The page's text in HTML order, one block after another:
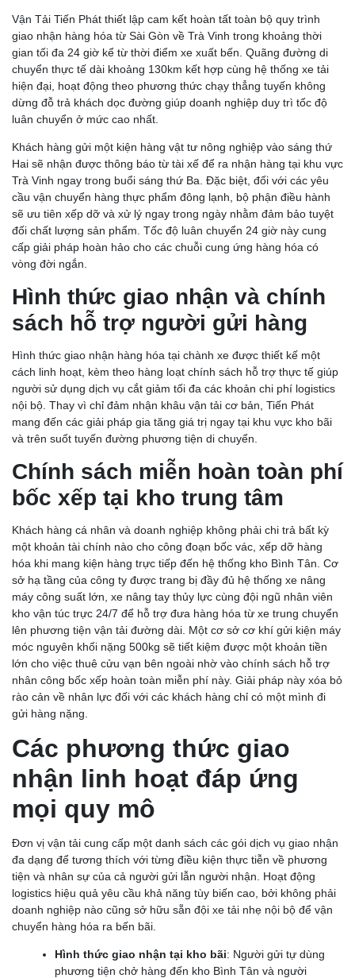
Vận Tải Tiến Phát thiết lập cam kết hoàn tất toàn bộ quy trình
giao nhận hàng hóa từ Sài Gòn về Trà Vinh trong khoảng thời
gian tối đa 24 giờ kể từ thời điểm xe xuất bến. Quãng đường di
chuyển thực tế dài khoảng 130km kết hợp cùng hệ thống xe tải
hiện đại, hoạt động theo phương thức chạy thẳng tuyến không
dừng đỗ trả khách dọc đường giúp doanh nghiệp duy trì tốc độ
luân chuyển ở mức cao nhất.
Khách hàng gửi một kiện hàng vật tư nông nghiệp vào sáng thứ
Hai sẽ nhận được thông báo từ tài xế để ra nhận hàng tại khu vực
Trà Vinh ngay trong buổi sáng thứ Ba. Đặc biệt, đối với các yêu
cầu vận chuyển hàng thực phẩm đông lạnh, bộ phận điều hành
sẽ ưu tiên xếp dỡ và xử lý ngay trong ngày nhằm đảm bảo tuyệt
đối chất lượng sản phẩm. Tốc độ luân chuyển 24 giờ này cung
cấp giải pháp hoàn hảo cho các chuỗi cung ứng hàng hóa có
vòng đời ngắn.
Hình thức giao nhận và chính
sách hỗ trợ người gửi hàng
Hình thức giao nhận hàng hóa tại chành xe được thiết kế một
cách linh hoạt, kèm theo hàng loạt chính sách hỗ trợ thực tế giúp
người sử dụng dịch vụ cắt giảm tối đa các khoản chi phí logistics
nội bộ. Thay vì chỉ đảm nhận khâu vận tải cơ bản, Tiến Phát
mang đến các giải pháp gia tăng giá trị ngay tại khu vực kho bãi
và trên suốt tuyến đường phương tiện di chuyển.
Chính sách miễn hoàn toàn phí
bốc xếp tại kho trung tâm
Khách hàng cá nhân và doanh nghiệp không phải chi trả bất kỳ
một khoản tài chính nào cho công đoạn bốc vác, xếp dỡ hàng
hóa khi mang kiện hàng trực tiếp đến hệ thống kho Bình Tân. Cơ
sở hạ tầng của công ty được trang bị đầy đủ hệ thống xe nâng
máy công suất lớn, xe nâng tay thủy lực cùng đội ngũ nhân viên
kho vận túc trực 24/7 để hỗ trợ đưa hàng hóa từ xe trung chuyển
lên phương tiện vận tải đường dài. Một cơ sở cơ khí gửi kiện máy
móc nguyên khối nặng 500kg sẽ tiết kiệm được một khoản tiền
lớn cho việc thuê cửu vạn bên ngoài nhờ vào chính sách hỗ trợ
nhân công bốc xếp hoàn toàn miễn phí này. Giải pháp này xóa bỏ
rào cản về nhân lực đối với các khách hàng chỉ có một mình đi
gửi hàng nặng.
Các phương thức giao
nhận linh hoạt đáp ứng
mọi quy mô
Đơn vị vận tải cung cấp một danh sách các gói dịch vụ giao nhận
đa dạng để tương thích với từng điều kiện thực tiễn về phương
tiện và nhân sự của cả người gửi lẫn người nhận. Hoạt động
logistics hiệu quả yêu cầu khả năng tùy biến cao, bởi không phải
doanh nghiệp nào cũng sở hữu sẵn đội xe tải nhẹ nội bộ để vận
chuyển hàng hóa ra bến bãi.
Hình thức giao nhận tại kho bãi: Người gửi tự dùng
phương tiện chở hàng đến kho Bình Tân và người